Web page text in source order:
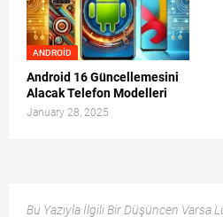
ANDROID
Android 16 Güncellemesini
Alacak Telefon Modelleri
January 28, 2025
Bu Yazıyla İlgili Bir Düşüncen Varsa